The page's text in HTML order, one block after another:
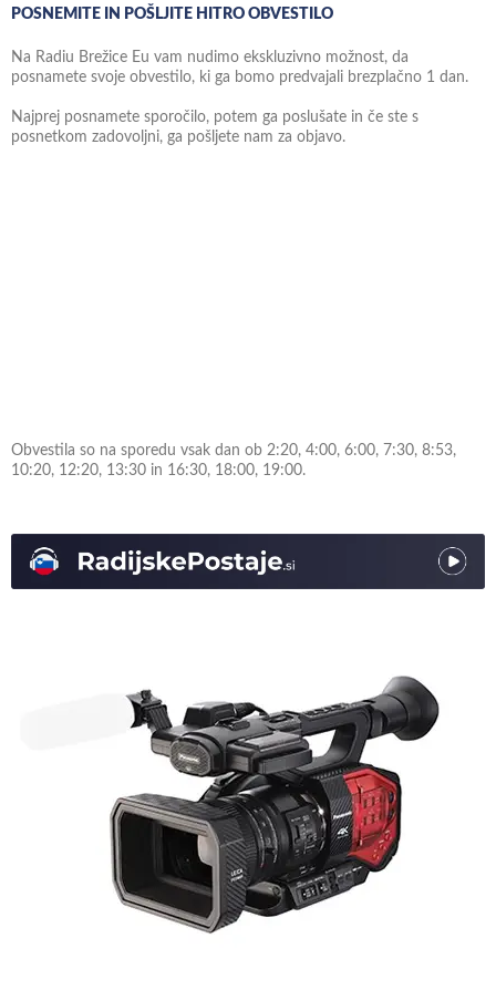
POSNEMITE IN POŠLJITE HITRO OBVESTILO
Na Radiu Brežice Eu vam nudimo ekskluzivno možnost, da
posnamete svoje obvestilo, ki ga bomo predvajali brezplačno 1 dan.
Najprej posnamete sporočilo, potem ga poslušate in če ste s
posnetkom zadovoljni, ga pošljete nam za objavo.
Obvestila so na sporedu vsak dan ob 2:20, 4:00, 6:00, 7:30, 8:53,
10:20, 12:20, 13:30 in 16:30, 18:00, 19:00.